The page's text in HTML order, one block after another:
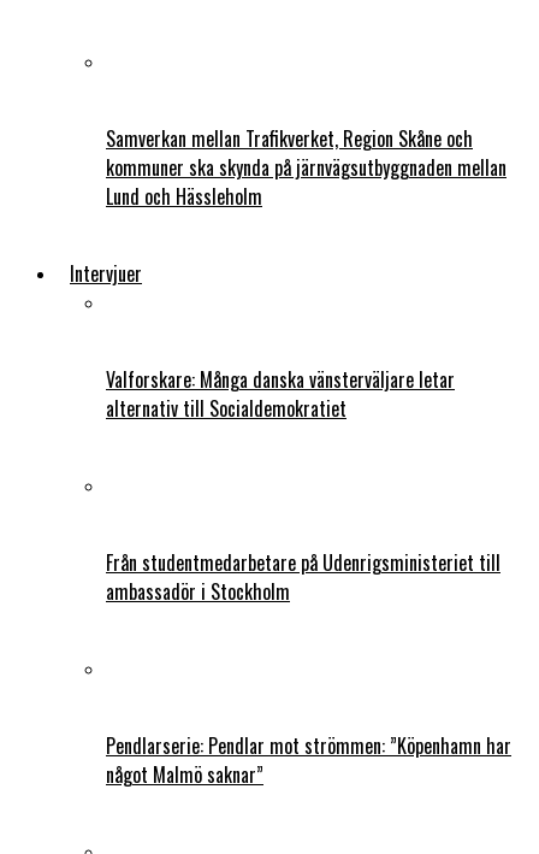
Samverkan mellan Trafikverket, Region Skåne och
kommuner ska skynda på järnvägsutbyggnaden mellan
Lund och Hässleholm
Intervjuer
Valforskare: Många danska vänsterväljare letar
alternativ till Socialdemokratiet
Från studentmedarbetare på Udenrigsministeriet till
ambassadör i Stockholm
Pendlarserie: Pendlar mot strömmen: ”Köpenhamn har
något Malmö saknar”